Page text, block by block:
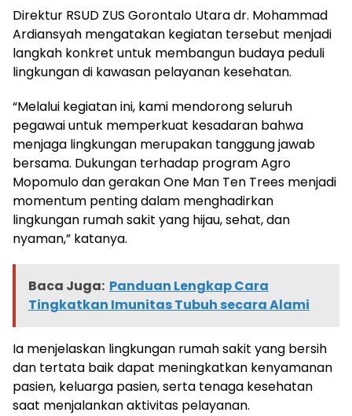
Direktur RSUD ZUS Gorontalo Utara dr. Mohammad
Ardiansyah mengatakan kegiatan tersebut menjadi
langkah konkret untuk membangun budaya peduli
lingkungan di kawasan pelayanan kesehatan.
“Melalui kegiatan ini, kami mendorong seluruh
pegawai untuk memperkuat kesadaran bahwa
menjaga lingkungan merupakan tanggung jawab
bersama. Dukungan terhadap program Agro
Mopomulo dan gerakan One Man Ten Trees menjadi
momentum penting dalam menghadirkan
lingkungan rumah sakit yang hijau, sehat, dan
nyaman,” katanya.
Baca Juga: Panduan Lengkap Cara
Tingkatkan Imunitas Tubuh secara Alami
Ia menjelaskan lingkungan rumah sakit yang bersih
dan tertata baik dapat meningkatkan kenyamanan
pasien, keluarga pasien, serta tenaga kesehatan
saat menjalankan aktivitas pelayanan.